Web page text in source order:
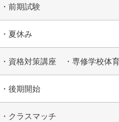
・前期試験
・夏休み
・資格対策講座 ・専修学校体
・後期開始
・クラスマッチ